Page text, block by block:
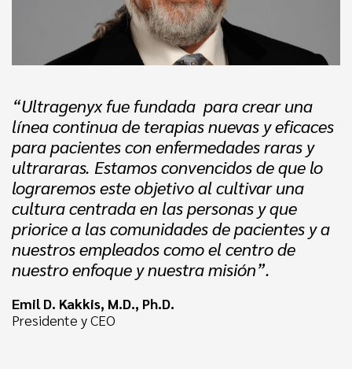
“Ultragenyx fue fundada para crear una
línea continua de terapias nuevas y eficaces
para pacientes con enfermedades raras y
ultrararas. Estamos convencidos de que lo
lograremos este objetivo al cultivar una
cultura centrada en las personas y que
priorice a las comunidades de pacientes y a
nuestros empleados como el centro de
nuestro enfoque y nuestra misión”.
Emil D. Kakkis, M.D., Ph.D.
Presidente y CEO